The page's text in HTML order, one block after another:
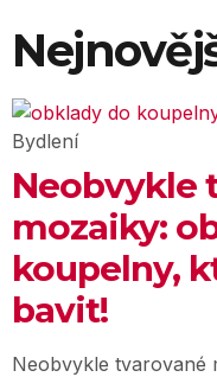
Bydlení
Neobvykle
mozaiky:
koupelny,
bavit!
Neobvykle tvarované